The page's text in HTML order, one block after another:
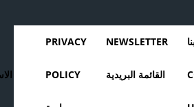
NEWSLETTER
القائمة البريدية
PRIVACY
POLICY